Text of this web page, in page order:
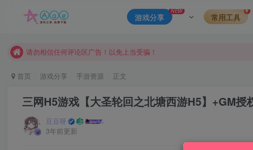
游戏分享
NEW
常用工具
现在赞助会员享受专属折扣，详情点击此条公告。
本网站的文章部分内容可能来源于网络，仅供大家学习与参考，如有侵权
首页 游戏分享 手游资源 正文
三网H5游戏【大圣轮回之北塘西游H5】+GM
豆豆呀
3年前更新